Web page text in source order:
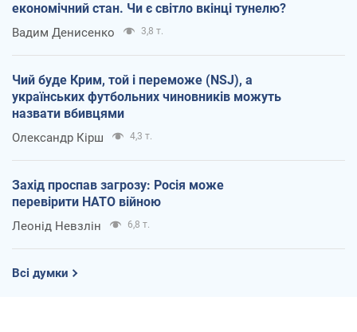
економічний стан. Чи є світло вкінці тунелю?
Вадим Денисенко 3,8 т.
Чий буде Крим, той і переможе (NSJ), а
українських футбольних чиновників можуть
назвати вбивцями
Олександр Кірш 4,3 т.
Захід проспав загрозу: Росія може
перевірити НАТО війною
Леонід Невзлін 6,8 т.
Всі думки